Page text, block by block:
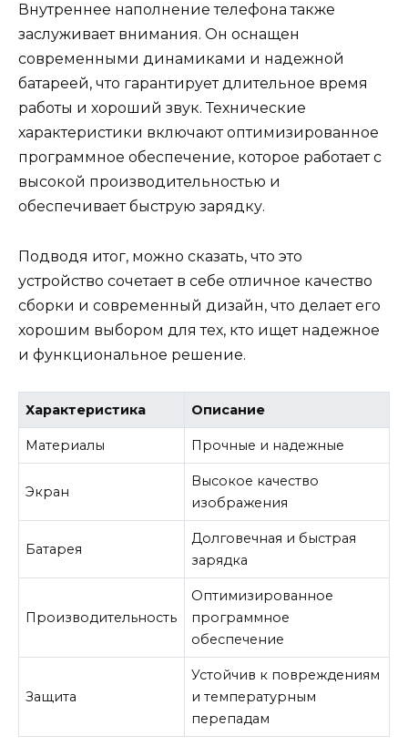
Внутреннее наполнение телефона также
заслуживает внимания. Он оснащен
современными динамиками и надежной
батареей, что гарантирует длительное время
работы и хороший звук. Технические
характеристики включают оптимизированное
программное обеспечение, которое работает с
высокой производительностью и
обеспечивает быструю зарядку.
Подводя итог, можно сказать, что это
устройство сочетает в себе отличное качество
сборки и современный дизайн, что делает его
хорошим выбором для тех, кто ищет надежное
и функциональное решение.
Характеристика Описание
Материалы Прочные и надежные
Экран
Высокое качество
изображения
Батарея
Долговечная и быстрая
зарядка
Производительность
Оптимизированное
программное
обеспечение
Защита
Устойчив к повреждениям
и температурным
перепадам